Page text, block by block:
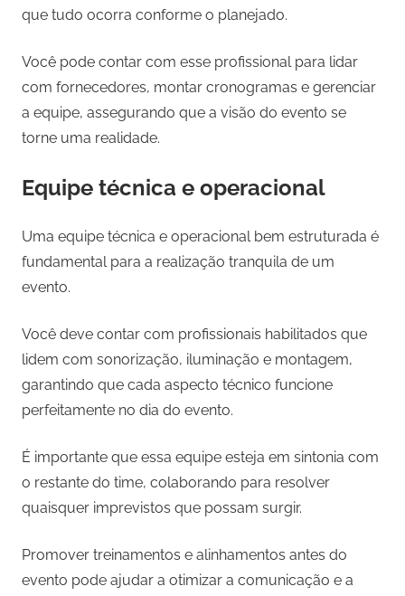
que tudo ocorra conforme o planejado.
Você pode contar com esse profissional para lidar
com fornecedores, montar cronogramas e gerenciar
a equipe, assegurando que a visão do evento se
torne uma realidade.
Equipe técnica e operacional
Uma equipe técnica e operacional bem estruturada é
fundamental para a realização tranquila de um
evento.
Você deve contar com profissionais habilitados que
lidem com sonorização, iluminação e montagem,
garantindo que cada aspecto técnico funcione
perfeitamente no dia do evento.
É importante que essa equipe esteja em sintonia com
o restante do time, colaborando para resolver
quaisquer imprevistos que possam surgir.
Promover treinamentos e alinhamentos antes do
evento pode ajudar a otimizar a comunicação e a